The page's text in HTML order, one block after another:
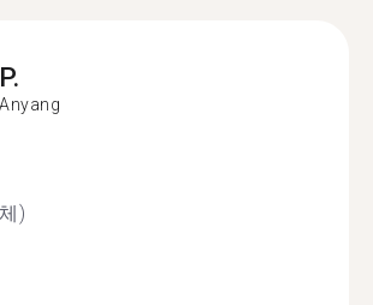
P.
Anyang
)